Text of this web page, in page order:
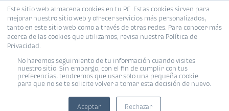
Este sitio web almacena cookies en tu PC. Estas cookies sirven para
mejorar nuestro sitio web y ofrecer servicios más personalizados,
tanto en este sitio web como a través de otras redes. Para conocer más
acerca de las cookies que utilizamos, revisa nuestra Política de
Privacidad.
No haremos seguimiento de tu información cuando visites
nuestro sitio. Sin embargo, con el fin de cumplir con tus
preferencias, tendremos que usar solo una pequeña cookie
para que no se te solicite volver a tomar esta decisión de nuevo.
Aceptar Rechazar
VMOTO